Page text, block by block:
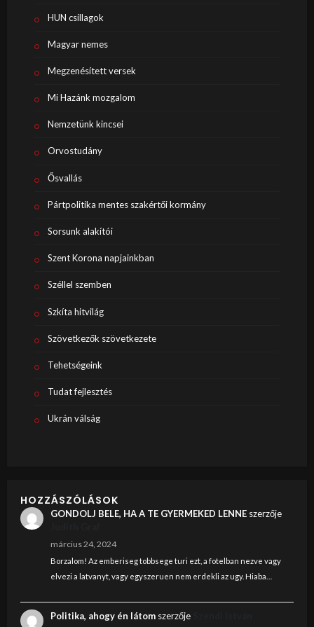
HUN csillagok
Magyar nemes
Megzenésített versek
Mi Hazánk mozgalom
Nemzetünk kincsei
Orvostudány
Ősvallás
Pártpolitika mentes szakértői kormány
Sorsunk alakítói
Szent Korona napjainkban
Széllel szemben
Szkíta hitvilág
Szövetkezők szövetkezete
Tehetségeink
Tudat fejlesztés
Ukrán válság
HOZZÁSZÓLÁSOK
GONDOLJ BELE, HA A TE GYERMEKED LENNEszerzője
március 24, 2024
Borzalom! Az emberiseg tobbsege turi ezt, a fotelban nezve vagy
elvezi a latvanyt, vagy egyszeruen nem erdekli az ugy. Hiaba…
Politika, ahogy én látomszerzője